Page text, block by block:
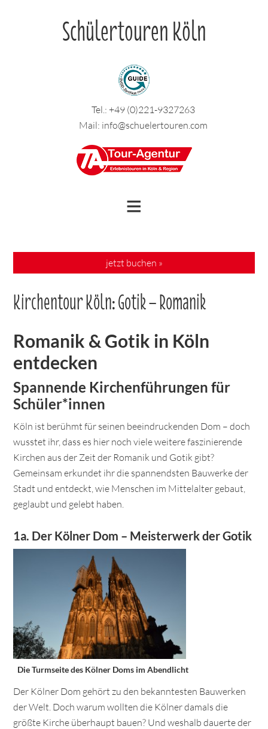
Schülertouren Köln
Tel.: +49 (0)221-9327263
Mail: info@schuelertouren.com
jetzt buchen »
Kirchentour Köln: Gotik – Romanik
Romanik & Gotik in Köln
entdecken
Spannende Kirchenführungen für
Schüler*innen
Köln ist berühmt für seinen beeindruckenden Dom – doch
wusstet ihr, dass es hier noch viele weitere faszinierende
Kirchen aus der Zeit der Romanik und Gotik gibt?
Gemeinsam erkundet ihr die spannendsten Bauwerke der
Stadt und entdeckt, wie Menschen im Mittelalter gebaut,
geglaubt und gelebt haben.
1a. Der Kölner Dom – Meisterwerk der Gotik
Die Turmseite des Kölner Doms im Abendlicht
Der Kölner Dom gehört zu den bekanntesten Bauwerken
der Welt. Doch warum wollten die Kölner damals die
größte Kirche überhaupt bauen? Und weshalb dauerte der